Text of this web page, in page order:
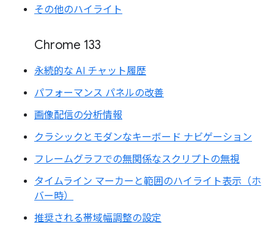
その他のハイライト
Chrome 133
永続的な AI チャット履歴
パフォーマンス パネルの改善
画像配信の分析情報
クラシックとモダンなキーボード ナビゲーション
フレームグラフでの無関係なスクリプトの無視
タイムライン マーカーと範囲のハイライト表示（ホ
バー時）
推奨される帯域幅調整の設定